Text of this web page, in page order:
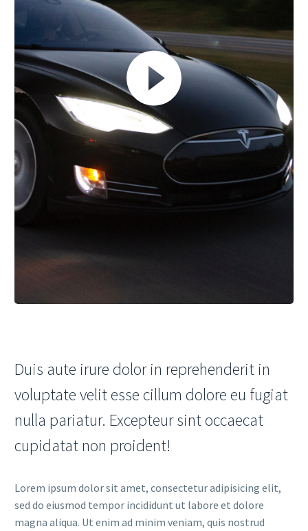
Duis aute irure dolor in reprehenderit in
voluptate velit esse cillum dolore eu fugiat
nulla pariatur. Excepteur sint occaecat
cupidatat non proident!
Lorem ipsum dolor sit amet, consectetur adipisicing elit,
sed do eiusmod tempor incididunt ut labore et dolore
magna aliqua. Ut enim ad minim veniam, quis nostrud